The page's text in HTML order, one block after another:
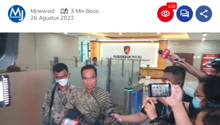
Mjnewsid
3 Min Baca
26 Agustus 2022
439